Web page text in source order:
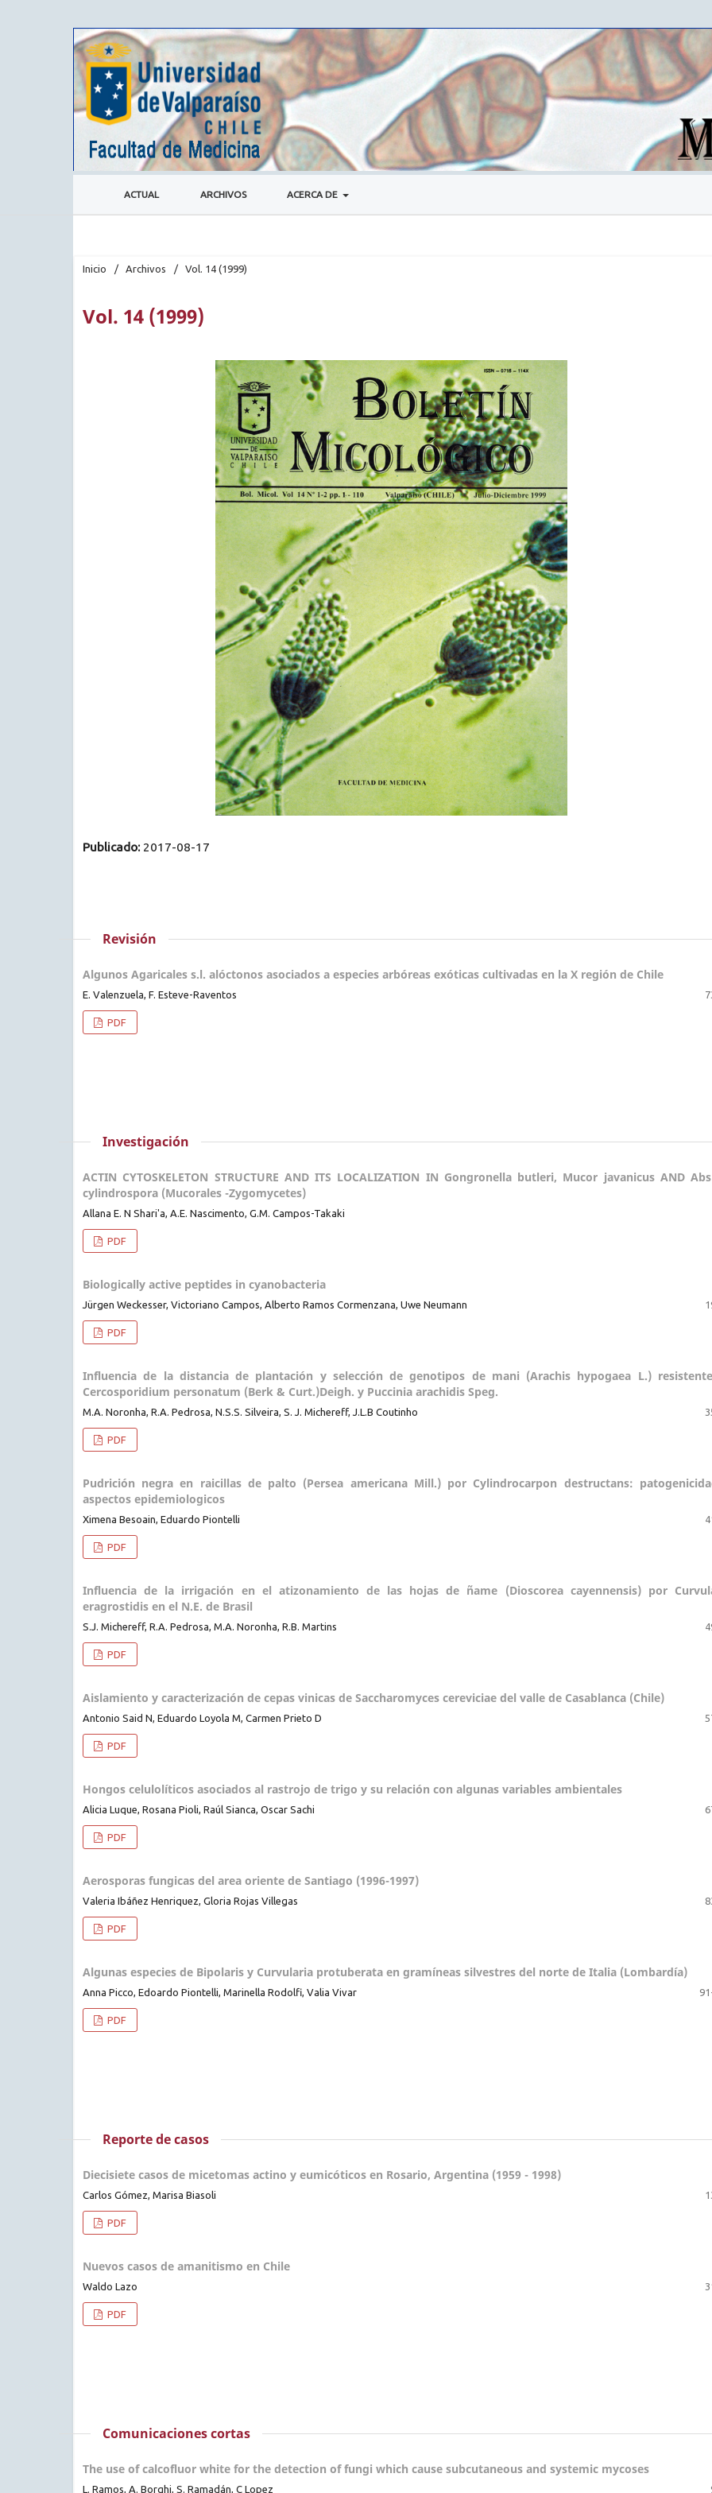
ACTUAL ARCHIVOS ACERCA DE
Inicio / Archivos / Vol. 14 (1999)
Vol. 14 (1999)
Publicado: 2017-08-17
Revisión
Algunos Agaricales s.l. alóctonos asociados a especies arbóreas exóticas cultivadas en la X región de Chile
E. Valenzuela, F. Esteve-Raventos
PDF
Investigación
ACTIN CYTOSKELETON STRUCTURE AND ITS LOCALIZATION IN Gongronella butleri, Mucor javanicus AND
cylindrospora (Mucorales -Zygomycetes)
Allana E. N Shari'a, A.E. Nascimento, G.M. Campos-Takaki
PDF
Biologically active peptides in cyanobacteria
Jürgen Weckesser, Victoriano Campos, Alberto Ramos Cormenzana, Uwe Neumann
PDF
Influencia de la distancia de plantación y selección de genotipos de mani (Arachis hypogaea L.)
Cercosporidium personatum (Berk & Curt.)Deigh. y Puccinia arachidis Speg.
M.A. Noronha, R.A. Pedrosa, N.S.S. Silveira, S. J. Michereff, J.L.B Coutinho
PDF
Pudrición negra en raicillas de palto (Persea americana Mill.) por Cylindrocarpon destructans:
aspectos epidemiologicos
Ximena Besoain, Eduardo Piontelli
PDF
Influencia de la irrigación en el atizonamiento de las hojas de ñame (Dioscorea cayennensis) por
eragrostidis en el N.E. de Brasil
S.J. Michereff, R.A. Pedrosa, M.A. Noronha, R.B. Martins
PDF
Aislamiento y caracterización de cepas vinicas de Saccharomyces cereviciae del valle de Casablanca (Chile)
Antonio Said N, Eduardo Loyola M, Carmen Prieto D
PDF
Hongos celulolíticos asociados al rastrojo de trigo y su relación con algunas variables ambientales
Alicia Luque, Rosana Pioli, Raúl Sianca, Oscar Sachi
PDF
Aerosporas fungicas del area oriente de Santiago (1996-1997)
Valeria Ibáñez Henriquez, Gloria Rojas Villegas
PDF
Algunas especies de Bipolaris y Curvularia protuberata en gramíneas silvestres del norte de Italia (Lombardía)
Anna Picco, Edoardo Piontelli, Marinella Rodolfi, Valia Vivar
PDF
Reporte de casos
Diecisiete casos de micetomas actino y eumicóticos en Rosario, Argentina (1959 - 1998)
Carlos Gómez, Marisa Biasoli
PDF
Nuevos casos de amanitismo en Chile
Waldo Lazo
PDF
Comunicaciones cortas
The use of calcofluor white for the detection of fungi which cause subcutaneous and systemic mycoses
L. Ramos, A. Borghi, S. Ramadán, C Lopez